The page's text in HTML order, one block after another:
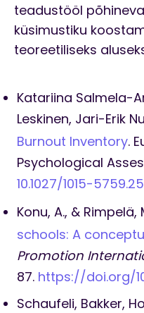
teadustööl
küsimustiku
teoreetiliseks
Katariina Salmela-
Leskinen, Jari-Erik
Burnout Inventory.
Psychological
10.1027/1015-
Konu, A., & Rimpelä,
schools: A
Promotion
87. https://doi.org/
Schaufeli, Bakker,